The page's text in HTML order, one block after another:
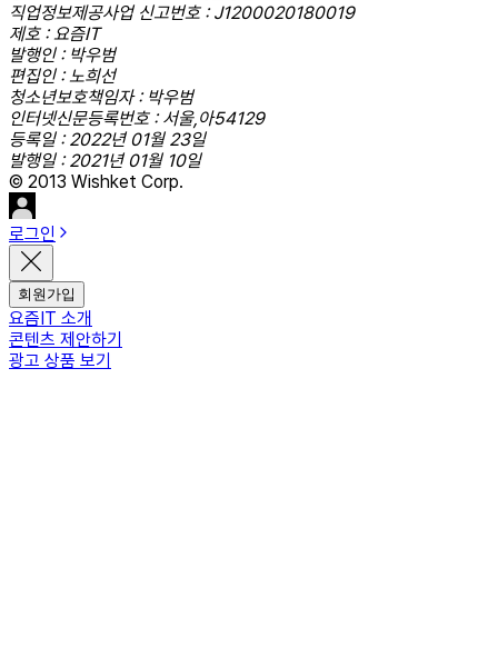
직업정보제공사업 신고번호 : J1200020180019
제호 : 요즘IT
발행인 : 박우범
편집인 : 노희선
청소년보호책임자 : 박우범
인터넷신문등록번호 : 서울,아54129
등록일 : 2022년 01월 23일
발행일 : 2021년 01월 10일
© 2013 Wishket Corp.
로그인
회원가입
요즘IT 소개
콘텐츠 제안하기
광고 상품 보기